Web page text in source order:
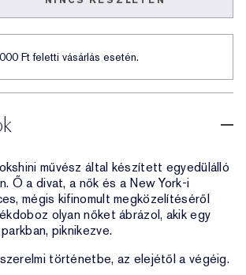
Ft feletti vásárlás esetén.
művész által készített egyedülálló
Ő a divat, a nők és a New York-i
mégis kifinomult megközelítéséről
olyan nőket ábrázol, akik egy
piknikezve.
történetbe, az elejétől a végéig.